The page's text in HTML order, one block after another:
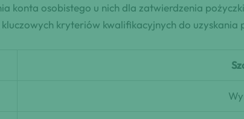
konta osobistego u nich dla zatwierdzenia
kryteriów kwalifikacyjnych do uzyskania